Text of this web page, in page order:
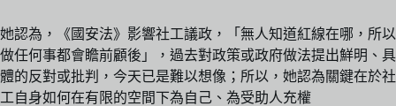
她認為，《國安法》影響社工議政，「無人知道紅線在哪，所以
做任何事都會瞻前顧後」，過去對政策或政府做法提出鮮明、具
體的反對或批判，今天已是難以想像；所以，她認為關鍵在於社
工自身如何在有限的空間下為自己、為受助人充權